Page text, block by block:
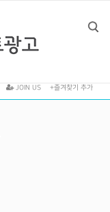
JOIN US +즐겨찾기 추가